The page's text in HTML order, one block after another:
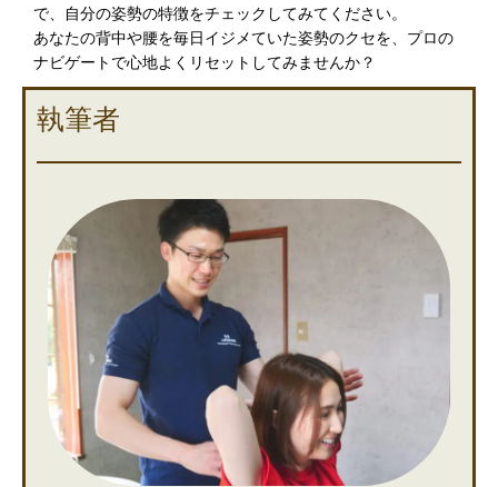
で、自分の姿勢の特徴をチェックしてみてください。
あなたの背中や腰を毎日イジメていた姿勢のクセを、プロの
ナビゲートで心地よくリセットしてみませんか？
執筆者